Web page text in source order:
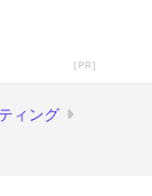
ィング